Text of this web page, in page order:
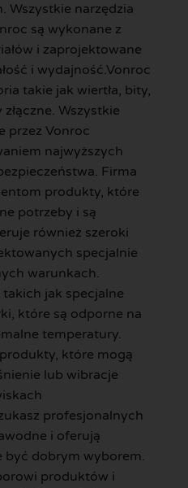
Wszystkie narzędzia
są wykonane z
i zaprojektowane
i wydajność.Vonroc
takie jak wiertła, bity,
Wszystkie
przez Vonroc
najwyższych
Firma
produkty, które
potrzeby i są
również szeroki
specjalnie
warunkach.
jak specjalne
które są odporne na
temperatury.
które mogą
lub wibracje
profesjonalnych
i oferują
być dobrym wyborem.
produktów i